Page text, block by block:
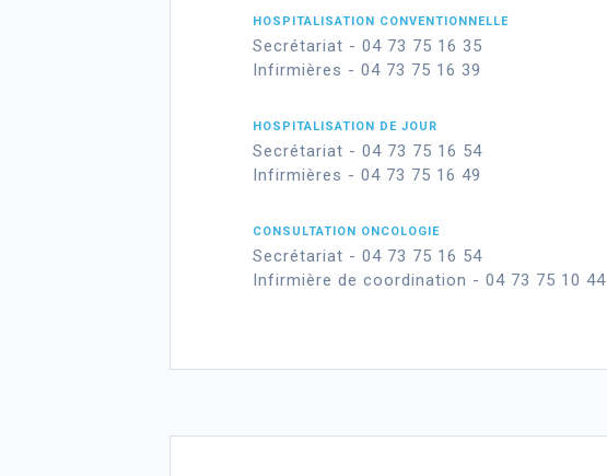
HOSPITALISATION CONVENTIONNELLE
Secrétariat - 04 73 75 16 35
Infirmières - 04 73 75 16 39
HOSPITALISATION DE JOUR
Secrétariat - 04 73 75 16 54
Infirmières - 04 73 75 16 49
CONSULTATION ONCOLOGIE
Secrétariat - 04 73 75 16 54
Infirmière de coordination - 04 73 75 10 44